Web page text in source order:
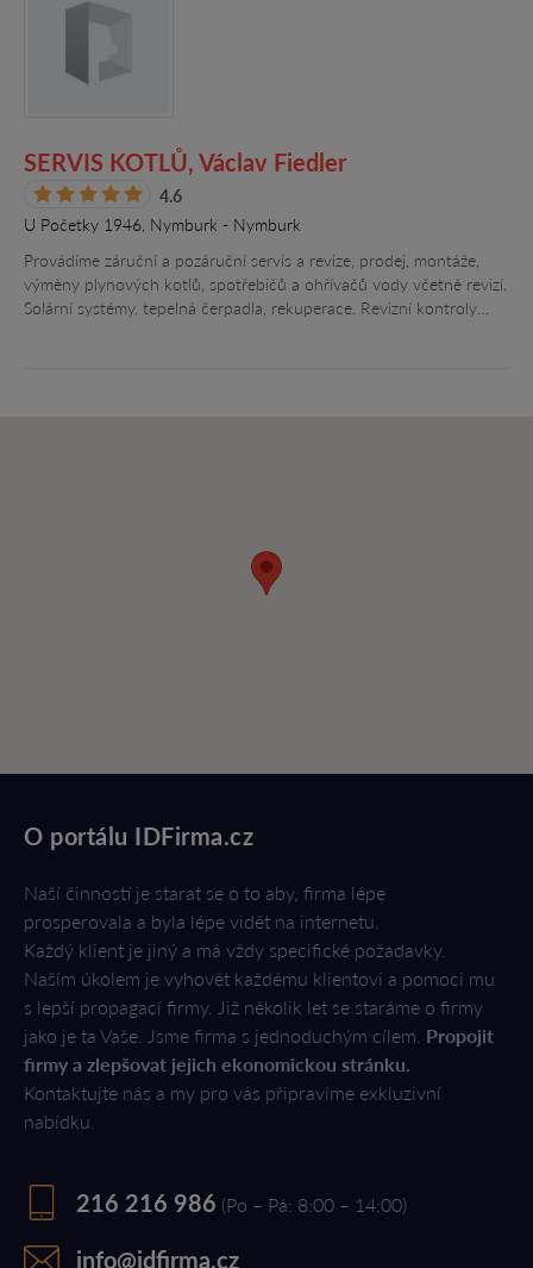
SERVIS KOTLŮ, Václav Fiedler
4.6
U Početky 1946, Nymburk - Nymburk
Provádíme záruční a pozáruční servis a revize, prodej, montáže,
výměny plynových kotlů, spotřebičů a ohřívačů vody včetně revizí.
Solární systémy, tepelná čerpadla, rekuperace. Revizní kontroly…
O portálu IDFirma.cz
Naší činností je starat se o to aby, firma lépe
prosperovala a byla lépe vidět na internetu.
Každý klient je jiný a má vždy specifické požadavky.
Naším úkolem je vyhovět každému klientovi a pomoci mu
s lepší propagací firmy. Již několik let se staráme o firmy
jako je ta Vaše. Jsme firma s jednoduchým cílem. Propojit
firmy a zlepšovat jejich ekonomickou stránku.
Kontaktujte nás a my pro vás připravíme exkluzivní
nabídku.
216 216 986 (Po – Pá: 8:00 – 14:00)
info@idfirma.cz